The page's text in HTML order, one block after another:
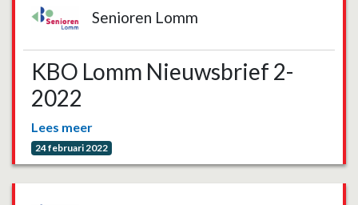
Senioren Lomm
KBO Lomm Nieuwsbrief 2-
2022
Lees meer
24 februari 2022